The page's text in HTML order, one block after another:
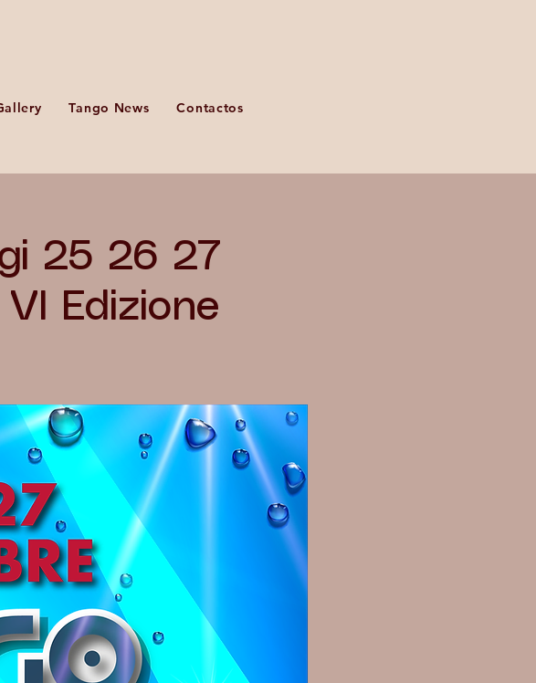
Tango News Contactos
25 26 27
Edizione